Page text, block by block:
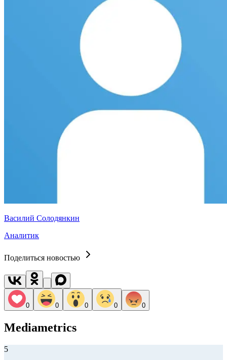
Василий Солодянкин
Аналитик
Поделиться новостью
0 0 0 0 0
Mediametrics
5